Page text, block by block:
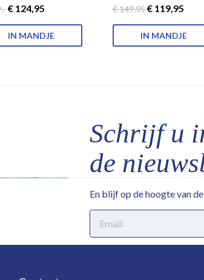
,-€ 124,95
IN MANDJE
€ 149,95€ 119,95
IN MANDJE
Schrijf u
de
En blijf op de hoogte van
E-
mailadres